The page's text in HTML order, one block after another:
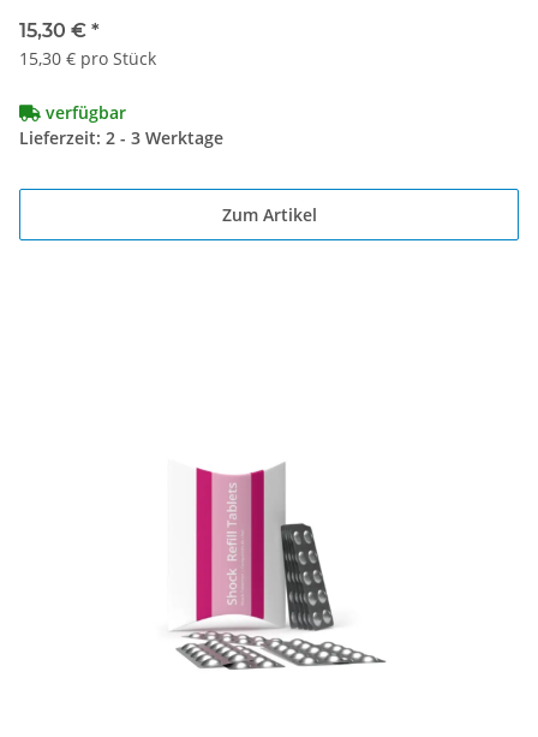
15,30 € *
15,30 € pro Stück
verfügbar
Lieferzeit: 2 - 3 Werktage
Zum Artikel